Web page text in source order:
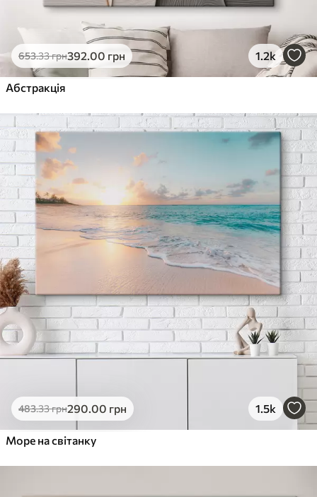
653.33грн392.00 грн 1.2k
Абстракція
483.33грн290.00 грн 1.5k
Море на світанку